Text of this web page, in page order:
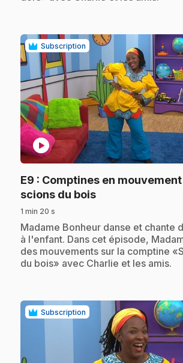
Subscription
play_circle
E9 : Comptines en mouvement
scions du bois.
1 min 20 s
.Madame Bonheur danse et chante
à l'enfant. Dans cet épisode,
des mouvements sur la comptine
du bois» avec Charlie et les amis.
Subscription